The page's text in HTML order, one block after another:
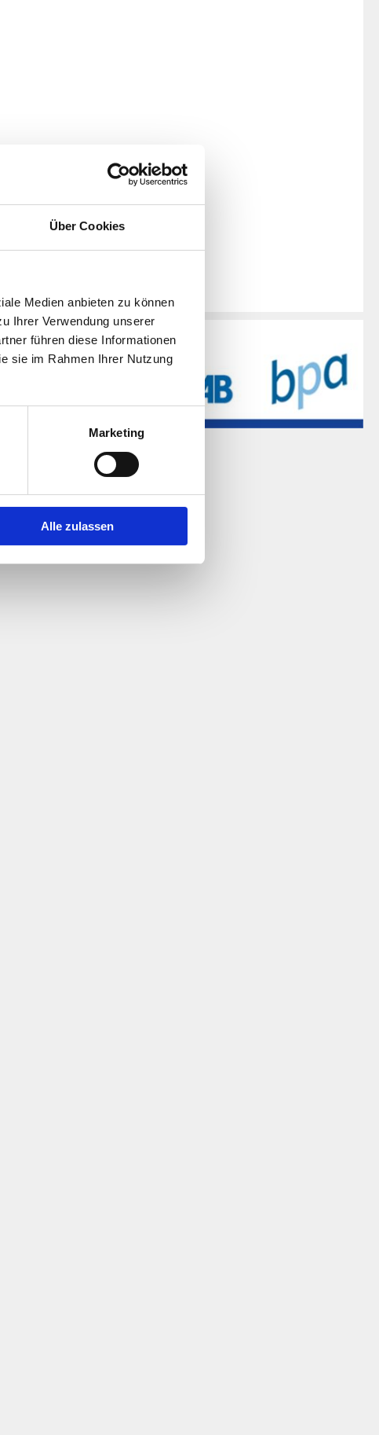
Über Cookies
Medien anbieten zu können
Ihrer Verwendung unserer
führen diese Informationen
sie im Rahmen Ihrer Nutzung
Marketing
Alle zulassen
| copyright 2019